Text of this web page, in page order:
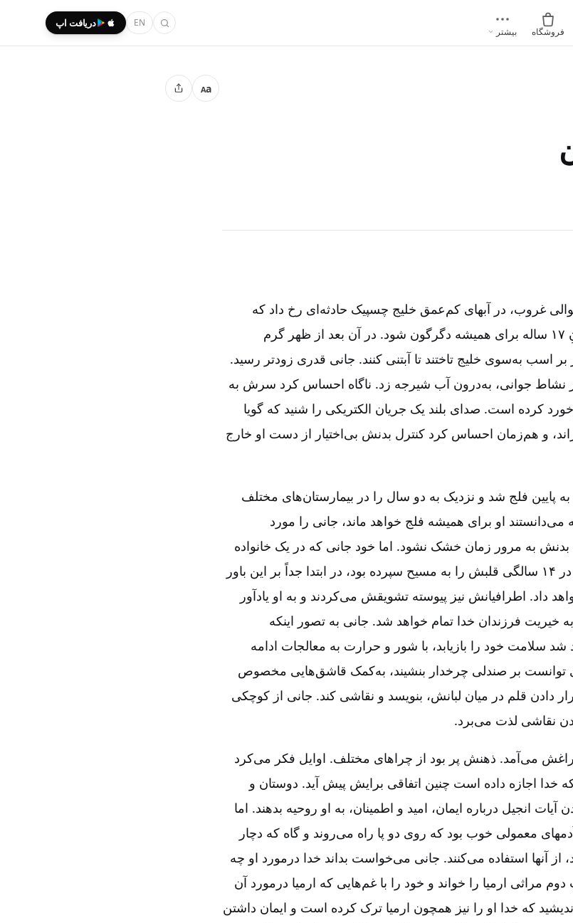
فروشگاه بیشتر
EN دریافت اپ
Aa
ژوئیه سال ۱۹۶۷، حوالی غروب، در آبهای کم‌عمق خلیج چسپیک حادثه‌ای رخ داد که
باعث شد زندگی جانی اریکسونِ ۱۷ ساله برای همیشه دگرگون شود. در آن بعد‌ از ظهر گرم
اسب به‌سوی خلیج تاختند تا آبتنی کنند. جانی قدری زودتر رسید.
نشاط جوانی، به‌درون آب شیرجه زد. ناگاه احساس کرد سرش به
کرده است. صدای بلند یک جریان الکتریکی را شنید که گویا
و هم‌زمان احساس کرد کنترل بدنش بی‌اختیار از دست او خارج
پایین فلج شد و نزدیک به دو سال را در بیمارستان‌های مختلف
او برای همیشه فلج خواهد ماند، جانی را مورد
بدنش به مرور زمان خشک نشود. اما خود جانی که در یک خانواده‌
مؤمن کاتولیک متولد شده بود و در ۱۴ سالگی قلبش را به مسیح سپرده بود، در ابتدا جداً بر این باور
داد. اطرافیانش نیز پیوسته تشویقش می‌کردند و به او یادآور
خیریت فرزندان خدا تمام خواهد شد. جانی به تصور اینکه
شد سلامت خود را بازیابد، با شور و حرارت به معالجات ادامه
بر صندلی چرخدار بنشیند، به‌کمک قاشق‌هایی مخصوص
دادن قلم در میان لبانش، بنویسد و نقاشی کند. جانی از کوچکی
نقاشی لذت می‌برد.
سراغش می‌آمد. ذهنش پر بود از چراهای مختلف. اوایل فکر می‌کرد
خدا اجازه داده است چنین اتفاقی برایش پیش آید. دوستان و
انجیل درباره ایمان، امید و اطمینان، به او روحیه بدهند. اما
معمولی خوب بود که روی دو پا راه می‌روند و گاه که دچار
آنها استفاده می‌کنند. جانی می‌خواست بداند خدا درمورد او چه
مراثی ارمیا را خواند و خود را با غم‌هایی که ارمیا درمورد آن
که خدا او را نیز همچون ارمیا ترک کرده است و ایمان داشتن